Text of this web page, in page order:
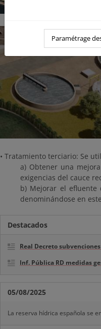
• Tratamiento terciario: Se
a) Obtener una
exigencias del cauce
b) Mejorar el efluente
denominándose en
Destacados
Real Decreto
Inf. Pública RD medidas
05/08/2025
La reserva hídrica española se
Paramétrage